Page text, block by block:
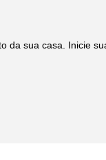
da sua casa. Inicie